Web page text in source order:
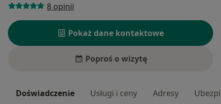
8 opinii
Pokaż dane kontaktowe
Poproś o wizytę
Doświadczenie Usługi i ceny Adresy